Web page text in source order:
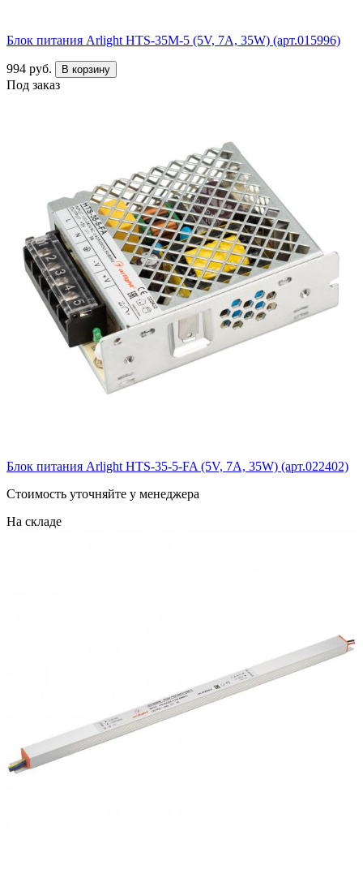
Блок питания Arlight HTS-35M-5 (5V, 7A, 35W) (арт.015996)
994 руб. В корзину
Под заказ
Блок питания Arlight HTS-35-5-FA (5V, 7A, 35W) (арт.022402)
Cтоимость уточняйте у менеджера
На складе